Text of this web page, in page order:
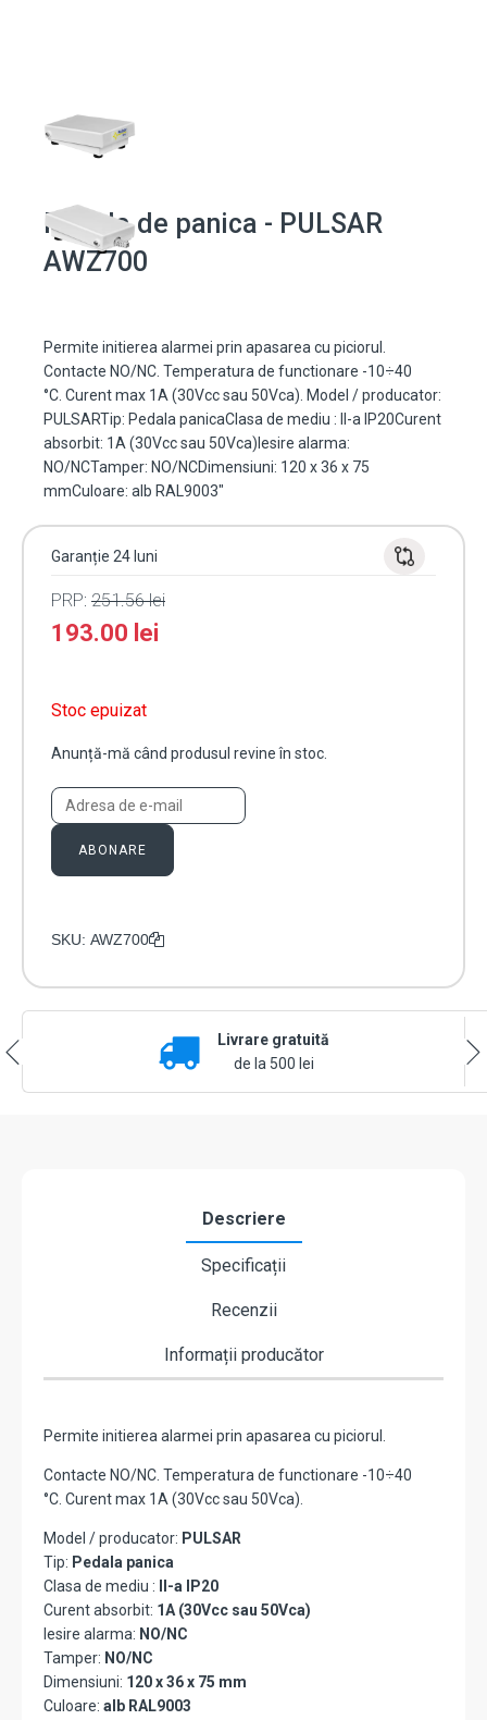
Pedala de panica - PULSAR
AWZ700
Permite initierea alarmei prin apasarea cu piciorul.
Contacte NO/NC. Temperatura de functionare -10÷40
°C. Curent max 1A (30Vcc sau 50Vca). Model / producator:
PULSARTip: Pedala panicaClasa de mediu : II-a IP20Curent
absorbit: 1A (30Vcc sau 50Vca)Iesire alarma:
NO/NCTamper: NO/NCDimensiuni: 120 x 36 x 75
mmCuloare: alb RAL9003"
Garanție 24 luni
PRP: 251.56lei
193.00 lei
Stoc epuizat
Anunță-mă când produsul revine în stoc.
ABONARE
SKU: AWZ700
Livrare gratuită
de la 500 lei
Descriere
Specificații
Recenzii
Informații producător
Permite initierea alarmei prin apasarea cu piciorul.
Contacte NO/NC. Temperatura de functionare -10÷40
°C. Curent max 1A (30Vcc sau 50Vca).
Model / producator: PULSAR
Tip: Pedala panica
Clasa de mediu :
II-a IP20
Curent absorbit: 1A (30Vcc sau 50Vca)
Iesire alarma: NO/NC
Tamper: NO/NC
Dimensiuni: 120 x 36 x 75 mm
Culoare: alb RAL9003